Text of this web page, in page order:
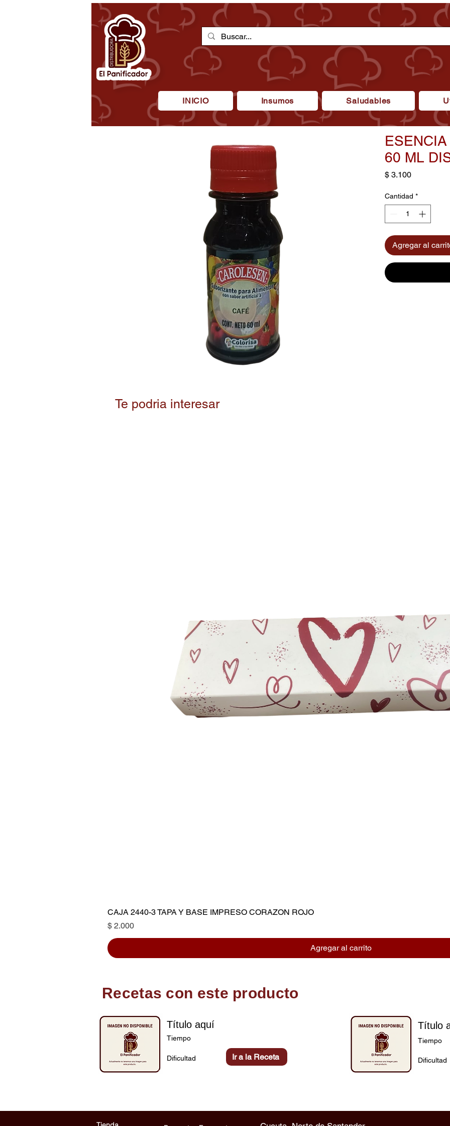
INICIO Insumos Saludables
60 ML
$ 3.100Precio
Cantidad *
Agregar al
Te podria interesar
CAJA 2440-3 TAPA Y BASE IMPRESO CORAZON ROJO
Precio
$ 2.000
Agregar al carrito
Recetas con este producto
Título aquí
Tiempo
Ir a la Receta
Dificultad
Título
Tiempo
Dificultad